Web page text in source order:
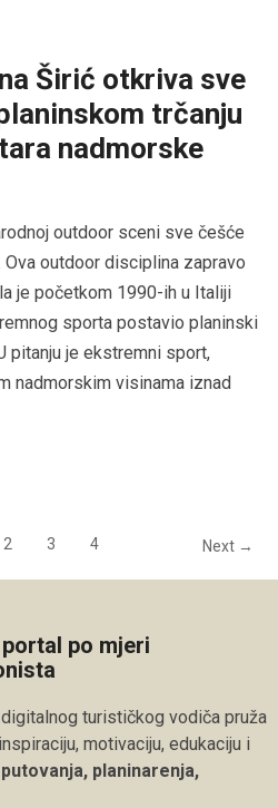
Širić otkriva sve
trčanju
nadmorske
outdoor sceni sve češće
Ova outdoor disciplina zapravo
je početkom 1990-ih u Italiji
sporta postavio planinski
pitanju je ekstremni sport,
nadmorskim visinama iznad
2 3 4 Next →
po mjeri
turističkog vodiča pruža
motivaciju, edukaciju i
putovanja, planinarenja,